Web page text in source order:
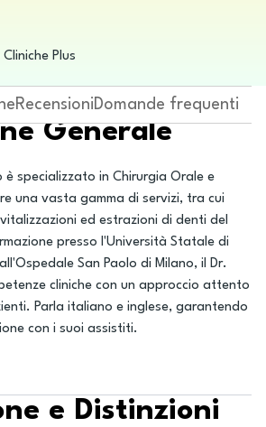
Plus
RecensioniDomande frequenti
Generale
è specializzato in Chirurgia Orale e
una vasta gamma di servizi, tra cui
ed estrazioni di denti del
presso l'Università Statale di
San Paolo di Milano, il Dr.
cliniche con un approccio attento
Parla italiano e inglese, garantendo
con i suoi assistiti.
e Distinzioni